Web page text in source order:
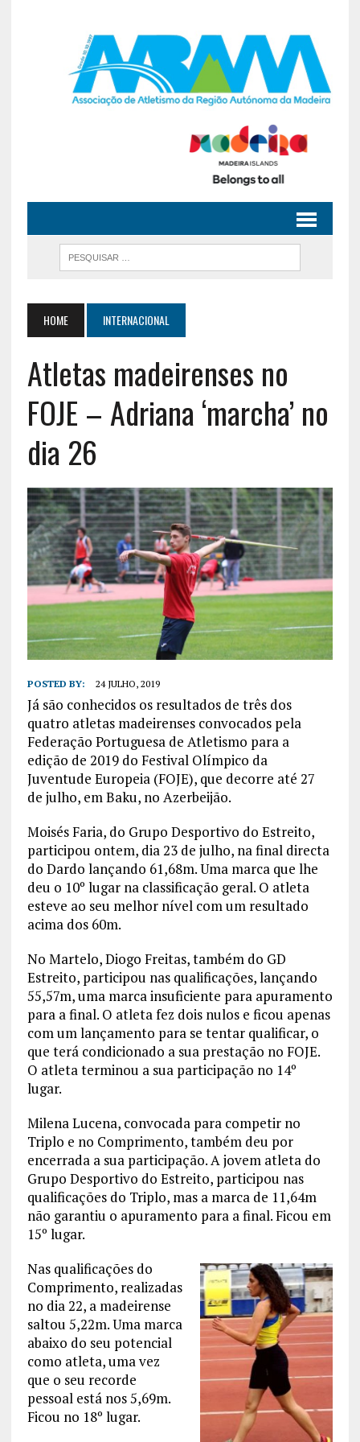
HOME INTERNACIONAL
Atletas madeirenses no
FOJE – Adriana ‘marcha’ no
dia 26
POSTED BY: 24 JULHO, 2019
Já são conhecidos os resultados de três dos
quatro atletas madeirenses convocados pela
Federação Portuguesa de Atletismo para a
edição de 2019 do Festival Olímpico da
Juventude Europeia (FOJE), que decorre até 27
de julho, em Baku, no Azerbeijão.
Moisés Faria, do Grupo Desportivo do Estreito,
participou ontem, dia 23 de julho, na final directa
do Dardo lançando 61,68m. Uma marca que lhe
deu o 10º lugar na classificação geral. O atleta
esteve ao seu melhor nível com um resultado
acima dos 60m.
No Martelo, Diogo Freitas, também do GD
Estreito, participou nas qualificações, lançando
55,57m, uma marca insuficiente para apuramento
para a final. O atleta fez dois nulos e ficou apenas
com um lançamento para se tentar qualificar, o
que terá condicionado a sua prestação no FOJE.
O atleta terminou a sua participação no 14º
lugar.
Milena Lucena, convocada para competir no
Triplo e no Comprimento, também deu por
encerrada a sua participação. A jovem atleta do
Grupo Desportivo do Estreito, participou nas
qualificações do Triplo, mas a marca de 11,64m
não garantiu o apuramento para a final. Ficou em
15º lugar.
Nas qualificações do
Comprimento, realizadas
no dia 22, a madeirense
saltou 5,22m. Uma marca
abaixo do seu potencial
como atleta, uma vez
que o seu recorde
pessoal está nos 5,69m.
Ficou no 18º lugar.